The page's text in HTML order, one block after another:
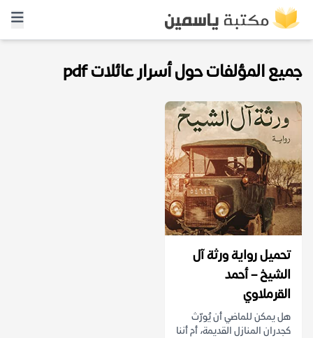
جميع المؤلفات حول أسرار عائلات pdf
تحميل رواية ورثة آل
الشيخ – أحمد
القرملاوي
هل يمكن للماضي أن يُورّث
كجدران المنازل القديمة، أم أننا